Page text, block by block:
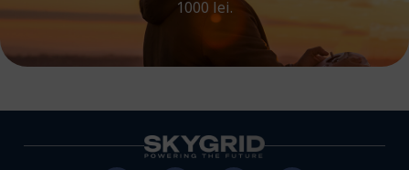
1000 lei.